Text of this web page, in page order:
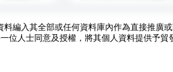
料編入其全部或任何資料庫內作為直接推廣
位人士同意及授權，將其個人資料提供予貿